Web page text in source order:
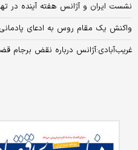
نشست ایران و آژانس هفته آینده در
واکنش یک مقام روس به ادعای
غریب‌آبادی:آژانس درباره نقض برجام